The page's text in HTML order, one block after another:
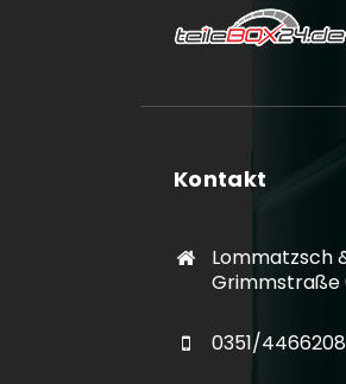
Kontakt
Lommatzsch
Grimmstraße
0351/